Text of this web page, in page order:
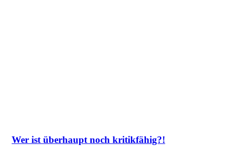
Wer ist überhaupt noch kritikfähig?!